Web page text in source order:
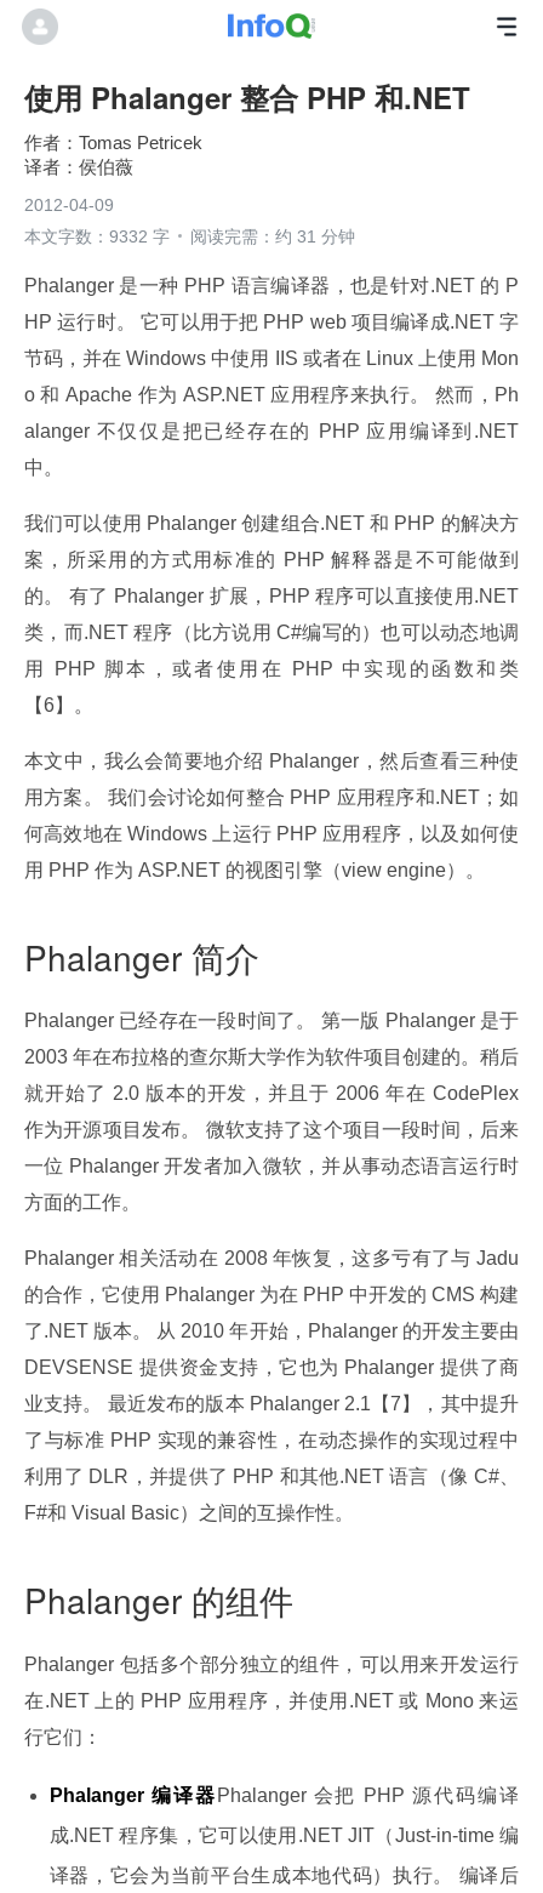
使用 Phalanger 整合 PHP 和.NET
Tomas Petricek
侯伯薇
2012-04-09
本文字数：9332 字
阅读完需：约 31 分钟
Phalanger 是一种 PHP 语言编译器，也是针对.NET 的 P
HP 运行时。 它可以用于把 PHP web 项目编译成.NET 字
节码，并在 Windows 中使用 IIS 或者在 Linux 上使用 Mon
o 和 Apache 作为 ASP.NET 应用程序来执行。 然而，Ph
alanger 不仅仅是把已经存在的 PHP 应用编译到.NET
中。
我们可以使用 Phalanger 创建组合.NET 和 PHP 的解决方
案，所采用的方式用标准的 PHP 解释器是不可能做到
的。 有了 Phalanger 扩展，PHP 程序可以直接使用.NET
类，而.NET 程序（比方说用 C#编写的）也可以动态地调
用 PHP 脚本，或者使用在 PHP 中实现的函数和类
【6】。
本文中，我么会简要地介绍 Phalanger，然后查看三种使
用方案。 我们会讨论如何整合 PHP 应用程序和.NET；如
何高效地在 Windows 上运行 PHP 应用程序，以及如何使
用 PHP 作为 ASP.NET 的视图引擎（view engine）。
Phalanger 简介
Phalanger 已经存在一段时间了。 第一版 Phalanger 是于
2003 年在布拉格的查尔斯大学作为软件项目创建的。稍后
就开始了 2.0 版本的开发，并且于 2006 年在 CodePlex
作为开源项目发布。 微软支持了这个项目一段时间，后来
一位 Phalanger 开发者加入微软，并从事动态语言运行时
方面的工作。
Phalanger 相关活动在 2008 年恢复，这多亏有了与 Jadu
的合作，它使用 Phalanger 为在 PHP 中开发的 CMS 构建
了.NET 版本。 从 2010 年开始，Phalanger 的开发主要由
DEVSENSE 提供资金支持，它也为 Phalanger 提供了商
业支持。 最近发布的版本 Phalanger 2.1【7】，其中提升
了与标准 PHP 实现的兼容性，在动态操作的实现过程中
利用了 DLR，并提供了 PHP 和其他.NET 语言（像 C#、
F#和 Visual Basic）之间的互操作性。
Phalanger 的组件
Phalanger 包括多个部分独立的组件，可以用来开发运行
在.NET 上的 PHP 应用程序，并使用.NET 或 Mono 来运
行它们：
Phalanger 编译器 Phalanger 会把 PHP 源代码编译
成.NET 程序集，它可以使用.NET JIT（Just-in-time 编
译器，它会为当前平台生成本地代码）执行。 编译后